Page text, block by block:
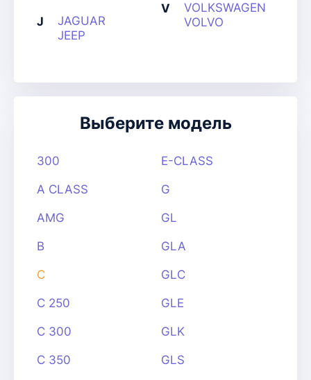
J
JAGUAR
JEEP
V
VOLKSWAGEN
VOLVO
Выберите модель
300
A CLASS
AMG
B
C
C 250
C 300
C 350
E-CLASS
G
GL
GLA
GLC
GLE
GLK
GLS